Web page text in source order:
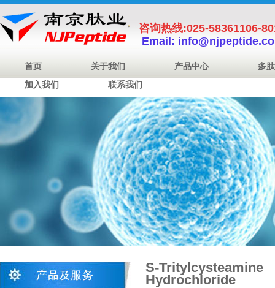
咨询热线:025-58361106-
Email:
首页 关于我们 产品中心
多
加入我们
联系我们
S-Tritylcysteamine
Hydrochloride